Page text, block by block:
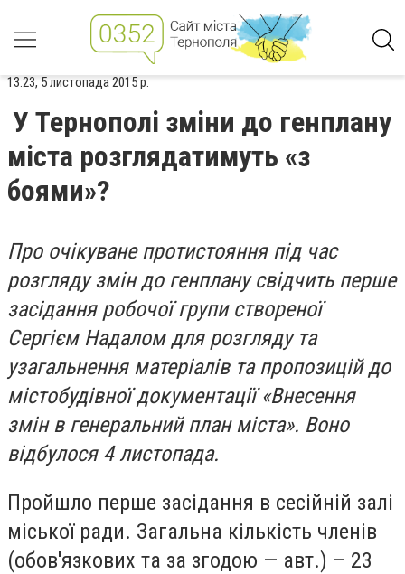
13:23, 5 листопада 2015 р.
У Тернополі зміни до генплану
міста розглядатимуть «з
боями»?
Про очікуване протистояння під час
розгляду змін до генплану свідчить перше
засідання робочої групи створеної
Сергієм Надалом для розгляду та
узагальнення матеріалів та пропозицій до
містобудівної документації «Внесення
змін в генеральний план міста». Воно
відбулося 4 листопада.
Пройшло перше засідання в сесійній залі
міської ради. Загальна кількість членів
(обов'язкових та за згодою — авт.) – 23